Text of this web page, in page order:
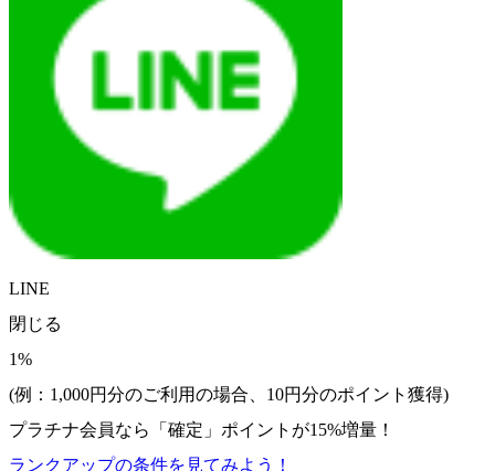
LINE
閉じる
1%
(例：1,000円分のご利用の場合、 10円分のポイント獲得)
プラチナ会員なら
「確定」 ポイントが15%増量！
ランクアップの条件を見てみよう！